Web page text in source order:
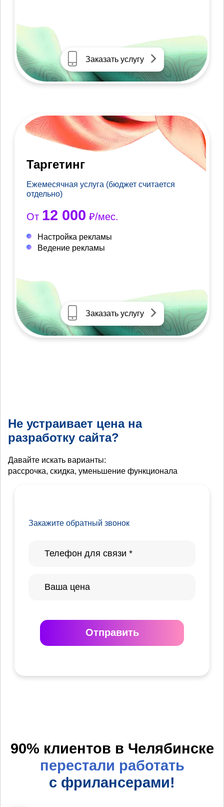
Заказать услугу
Таргетинг
Ежемесячная услуга (бюджет считается
отдельно)
От 12 000 ₽/мес.
Настройка рекламы
Ведение рекламы
Заказать услугу
Не устраивает цена на
разработку сайта?
Давайте искать варианты:
рассрочка, скидка, уменьшение функционала
Закажите обратный звонок
Отправить
90% клиентов в Челябинске
перестали работать
с фрилансерами!